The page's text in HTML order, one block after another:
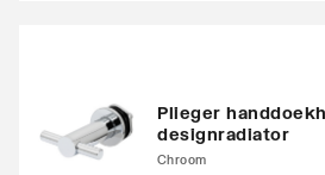
Plieger
designradiator
Chroom